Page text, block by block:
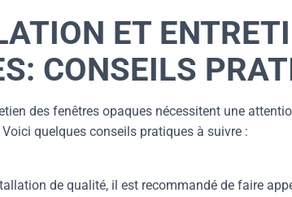
ET
CONSEILS
des fenêtres opaques nécessitent une
quelques conseils pratiques à suivre :
de qualité, il est recommandé de faire